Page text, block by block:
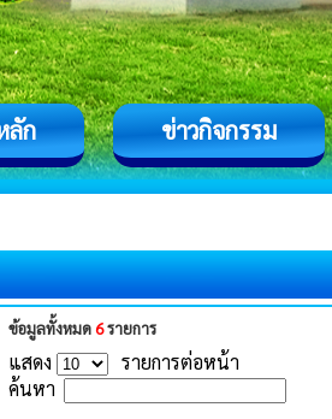
ลัก ข่าวกิจกรรม
ข้อมูลทั้งหมด6รายการ
แสดง
รายการต่อหน้า
ค้นหา